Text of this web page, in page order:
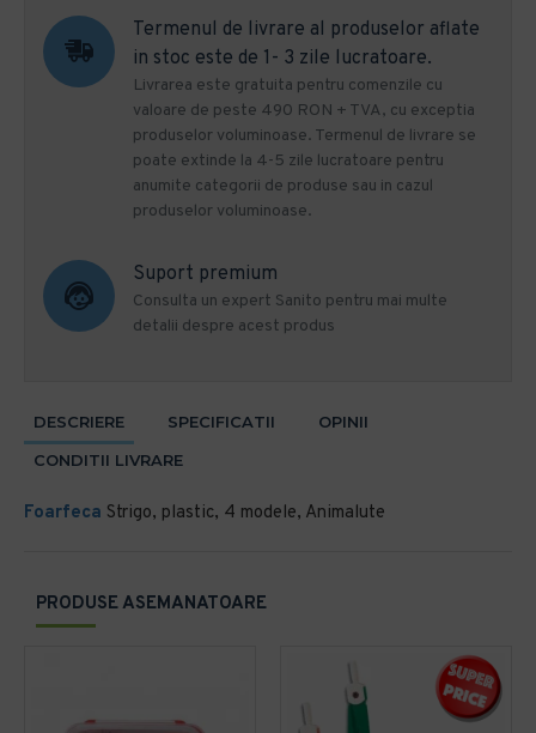
Termenul de livrare al produselor aflate
in stoc este de 1- 3 zile lucratoare.
Livrarea este gratuita pentru comenzile cu
valoare de peste 490 RON + TVA, cu exceptia
produselor voluminoase. Termenul de livrare se
poate extinde la 4-5 zile lucratoare pentru
anumite categorii de produse sau in cazul
produselor voluminoase.
Suport premium
Consulta un expert Sanito pentru mai multe
detalii despre acest produs
PRODUSE ASEMANATOARE
DESCRIERE SPECIFICATII
OPINII
CONDITII LIVRARE
Foarfeca Strigo, plastic, 4 modele, Animalute